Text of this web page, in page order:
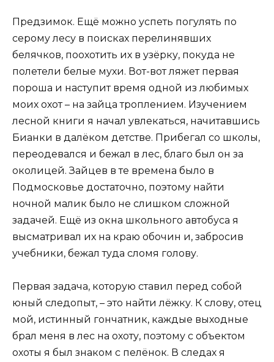
Предзимок. Ещё можно успеть погулять по
серому лесу в поисках перелинявших
белячков, поохотить их в узёрку, покуда не
полетели белые мухи. Вот-вот ляжет первая
пороша и наступит время одной из любимых
моих охот – на зайца троплением. Изучением
лесной книги я начал увлекаться, начитавшись
Бианки в далёком детстве. Прибегал со школы,
переодевался и бежал в лес, благо был он за
околицей. Зайцев в те времена было в
Подмосковье достаточно, поэтому найти
ночной малик было не слишком сложной
задачей. Ещё из окна школьного автобуса я
высматривал их на краю обочин и, забросив
учебники, бежал туда сломя голову.
Первая задача, которую ставил перед собой
юный следопыт, – это найти лёжку. К слову, отец
мой, истинный гончатник, каждые выходные
брал меня в лес на охоту, поэтому с объектом
охоты я был знаком с пелёнок. В следах я